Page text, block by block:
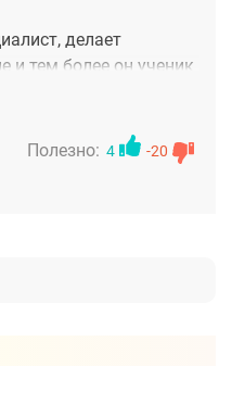
делает
и тем более он ученик
Клиник». Мне
протезы.
уже на 8 день. Пока
Полезно: 4 -20